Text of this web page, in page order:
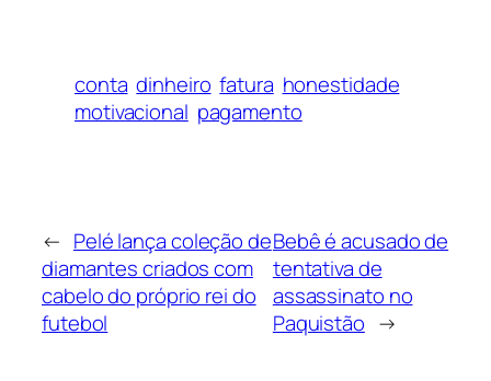
conta dinheiro fatura honestidade
motivacional pagamento
← Pelé lança coleção de
diamantes criados com
cabelo do próprio rei do
futebol
Bebê é acusado de
tentativa de
assassinato no
Paquistão →